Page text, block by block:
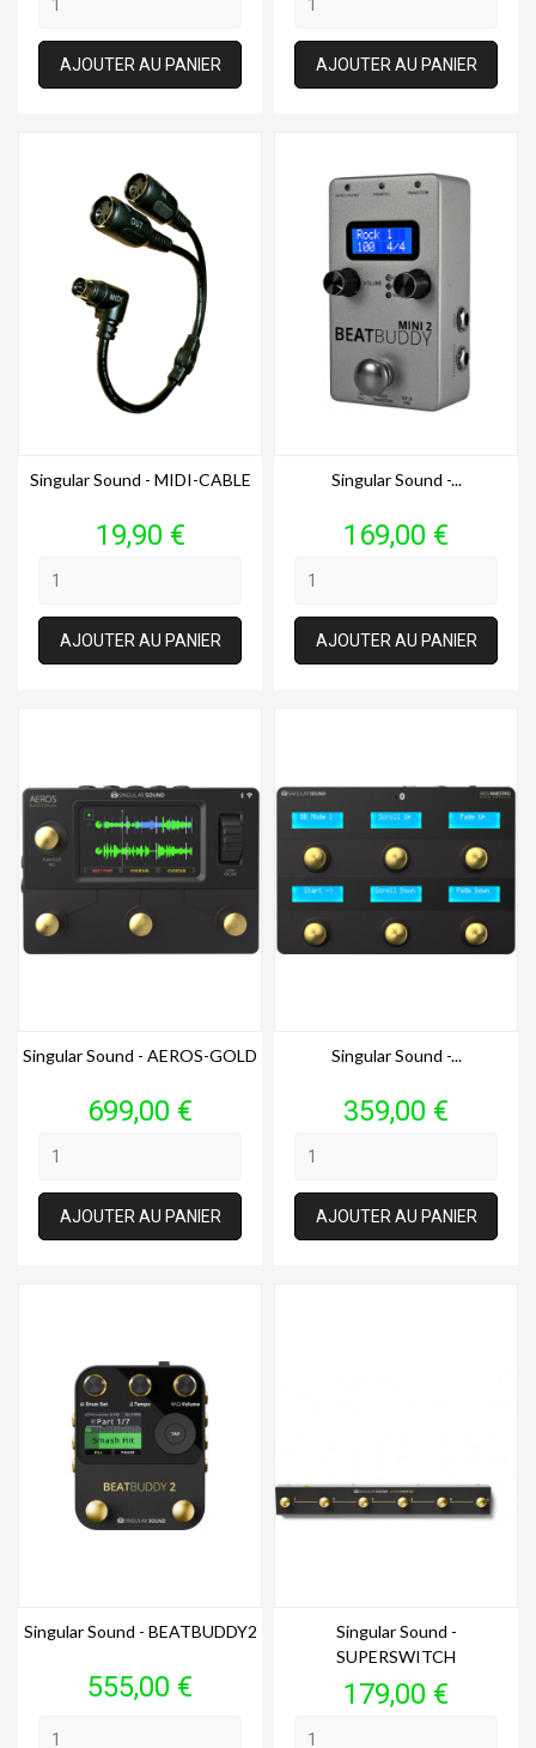
AJOUTER AU PANIER AJOUTER AU PANIER
Singular Sound - MIDI-CABLE
Prix
19,90 €
AJOUTER AU PANIER
Singular Sound -...
Prix
169,00 €
AJOUTER AU PANIER
Singular Sound - AEROS-GOLD
Prix
699,00 €
AJOUTER AU PANIER
Singular Sound -...
Prix
359,00 €
AJOUTER AU PANIER
Singular Sound - BEATBUDDY2
Prix
555,00 €
Singular Sound -
SUPERSWITCH
Prix
179,00 €